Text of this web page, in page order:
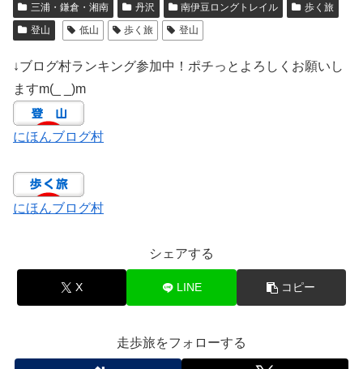
三浦・鎌倉・湘南 丹沢 南伊豆ロングトレイル
歩く旅
登山
低山 歩く旅 登山
↓ブログ村ランキング参加中！ポチっとよろしくお願いし
ますm(_ _)m
にほんブログ村
にほんブログ村
シェアする
X LINE コピー
走歩旅をフォローする